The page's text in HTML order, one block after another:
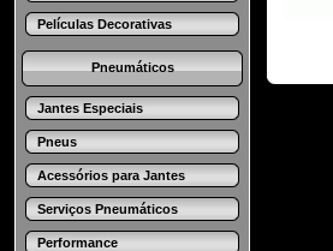
Películas Decorativas
Pneumáticos
Jantes Especiais
Pneus
Acessórios para Jantes
Serviços Pneumáticos
Performance